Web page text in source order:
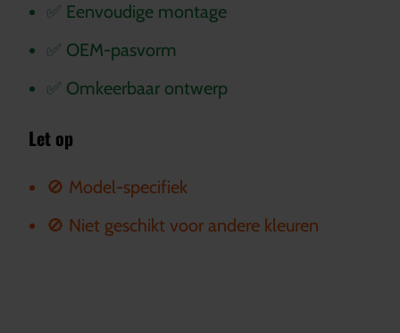
✅ Eenvoudige montage
✅ OEM-pasvorm
✅ Omkeerbaar ontwerp
Let op
🚫 Model-specifiek
🚫 Niet geschikt voor andere kleuren